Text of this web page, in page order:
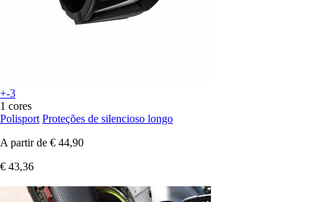
+-3
1 cores
Polisport Proteções de silencioso longo
A partir de € 44,90
€ 43,36